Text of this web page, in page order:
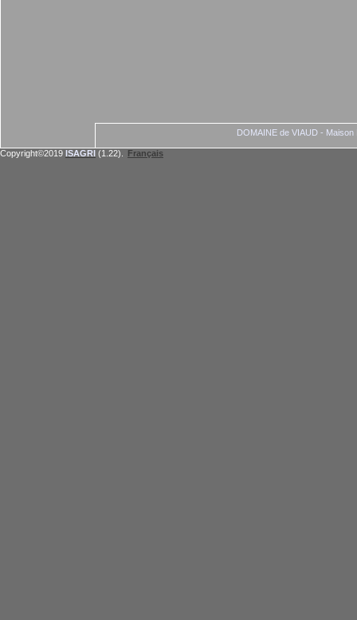
DOMAINE de VIAUD -
Copyright©2019 ISAGRI (1.22). Français